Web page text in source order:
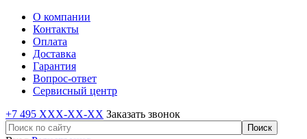
О компании
Контакты
Оплата
Доставка
Гарантия
Вопрос-ответ
Сервисный центр
+7 495 XXX-XX-XX Заказать звонок